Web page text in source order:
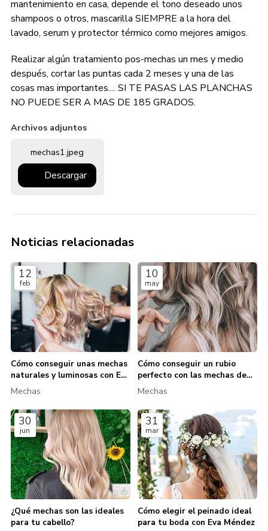
mantenimiento en casa, depende el tono deseado unos
shampoos o otros, mascarilla SIEMPRE a la hora del
lavado, serum y protector térmico como mejores amigos.
Realizar algún tratamiento pos-mechas un mes y medio
después, cortar las puntas cada 2 meses y una de las
cosas mas importantes.... SI TE PASAS LAS PLANCHAS
NO PUEDE SER A MAS DE 185 GRADOS.
Archivos adjuntos
mechas1.jpeg
Descargar
Noticias relacionadas
12
feb
Cómo conseguir unas mechas
naturales y luminosas con Eva
Méndez
Mechas
10
may
Cómo conseguir un rubio
perfecto con las mechas de
Eva Méndez
Mechas
30
jun
¿Qué mechas son las ideales
para tu cabello?
31
mar
Cómo elegir el peinado ideal
para tu boda con Eva Méndez